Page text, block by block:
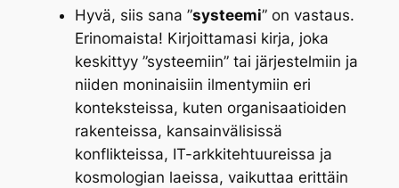
Hyvä, siis sana ”systeemi” on vastaus.
Erinomaista! Kirjoittamasi kirja, joka
keskittyy ”systeemiin” tai järjestelmiin ja
niiden moninaisiin ilmentymiin eri
konteksteissa, kuten organisaatioiden
rakenteissa, kansainvälisissä
konflikteissa, IT-arkkitehtuureissa ja
kosmologian laeissa, vaikuttaa erittäin